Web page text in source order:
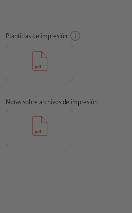
nuestro consejo:
o Helvetica para lograr una
distancia del motivo al formato
Resolución:600 dpi
¿Cómo creo archivos de impresión
Plantillas de impresión
Notas sobre archivos de impresión